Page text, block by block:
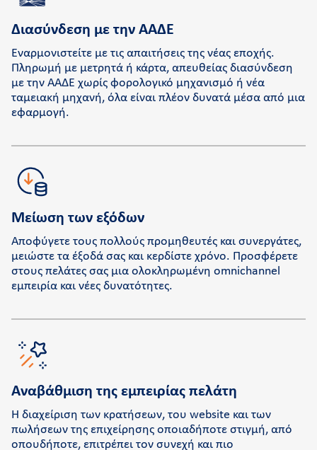
Διασύνδεση με την ΑΑΔΕ
Εναρμονιστείτε με τις απαιτήσεις της νέας εποχής.
Πληρωμή με μετρητά ή κάρτα, απευθείας διασύνδεση
με την ΑΑΔΕ χωρίς φορολογικό μηχανισμό ή νέα
ταμειακή μηχανή, όλα είναι πλέον δυνατά μέσα από μια
εφαρμογή.
Μείωση των εξόδων
Αποφύγετε τους πολλούς προμηθευτές και συνεργάτες,
μειώστε τα έξοδά σας και κερδίστε χρόνο. Προσφέρετε
στους πελάτες σας μια ολοκληρωμένη omnichannel
εμπειρία και νέες δυνατότητες.
Αναβάθμιση της εμπειρίας πελάτη
Η διαχείριση των κρατήσεων, του website και των
πωλήσεων της επιχείρησης οποιαδήποτε στιγμή, από
οπουδήποτε, επιτρέπει τον συνεχή και πιο